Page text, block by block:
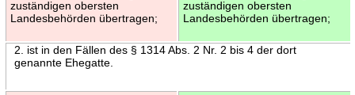
zuständigen obersten
Landesbehörden übertragen;
zuständigen obersten
Landesbehörden übertragen;
2. ist in den Fällen des § 1314 Abs. 2 Nr. 2 bis 4 der dort
genannte Ehegatte.